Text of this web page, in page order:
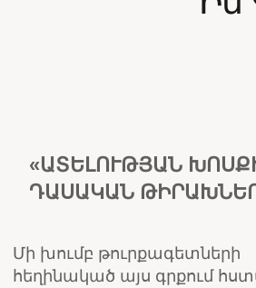
«ԱՏԵԼՈՒԹՅԱՆ
ԴԱՍԱԿԱՆ
Մի խումբ թուրքագետների
հեղինակած այս գրքում